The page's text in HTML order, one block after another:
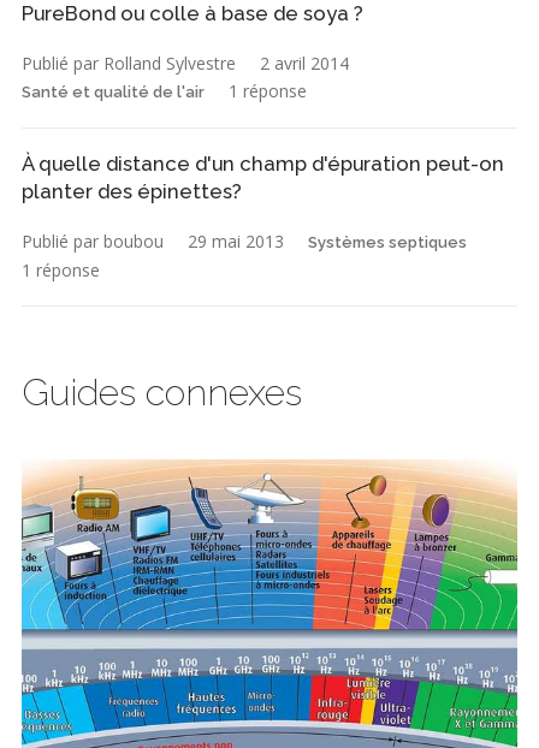
PureBond ou colle à base de soya ?
Publié par Rolland Sylvestre 2 avril 2014
Santé et qualité de l'air 1 réponse
À quelle distance d'un champ d'épuration peut-on
planter des épinettes?
Publié par boubou 29 mai 2013 Systèmes septiques
1 réponse
Guides connexes